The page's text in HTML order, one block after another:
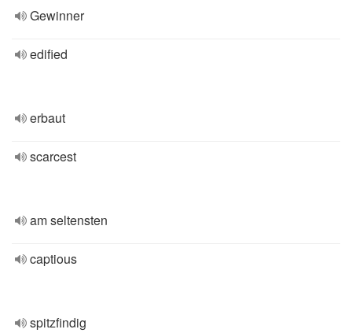
Gewinner
edified
erbaut
scarcest
am seltensten
captious
spitzfindig